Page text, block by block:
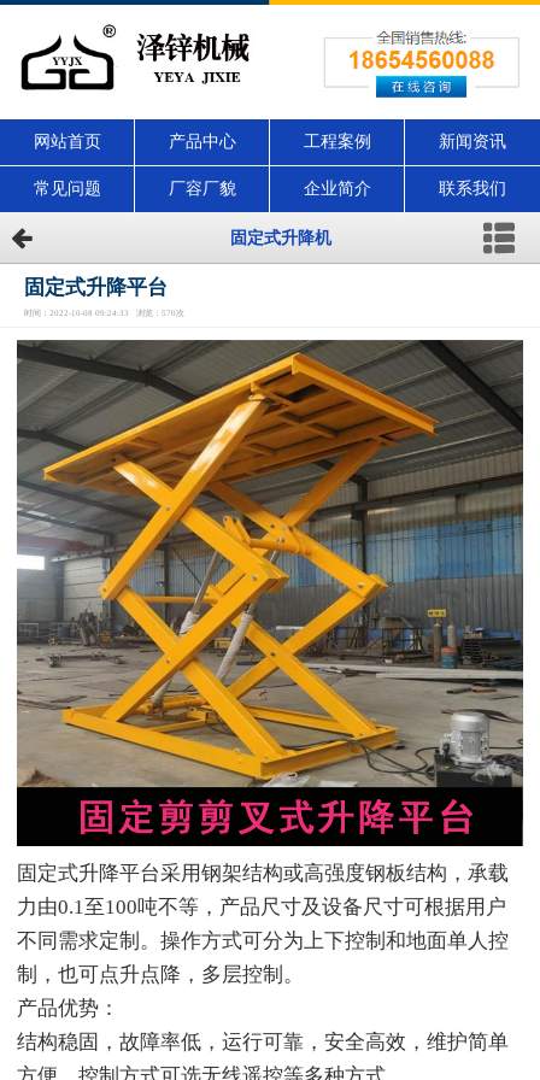
网站首页 产品中心 工程案例 新闻资讯
常见问题 厂容厂貌 企业简介 联系我们
固定式升降机
固定式升降平台
时间：2022-10-08 09:24:33 浏览：570次
固定式升降平台采用钢架结构或高强度钢板结构，承载
力由0.1至100吨不等，产品尺寸及设备尺寸可根据用户
不同需求定制。操作方式可分为上下控制和地面单人控
制，也可点升点降，多层控制。
产品优势：
结构稳固，故障率低，运行可靠，安全高效，维护简单